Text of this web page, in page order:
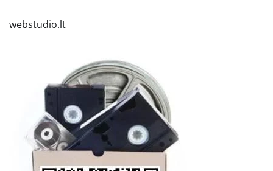
webstudio.lt